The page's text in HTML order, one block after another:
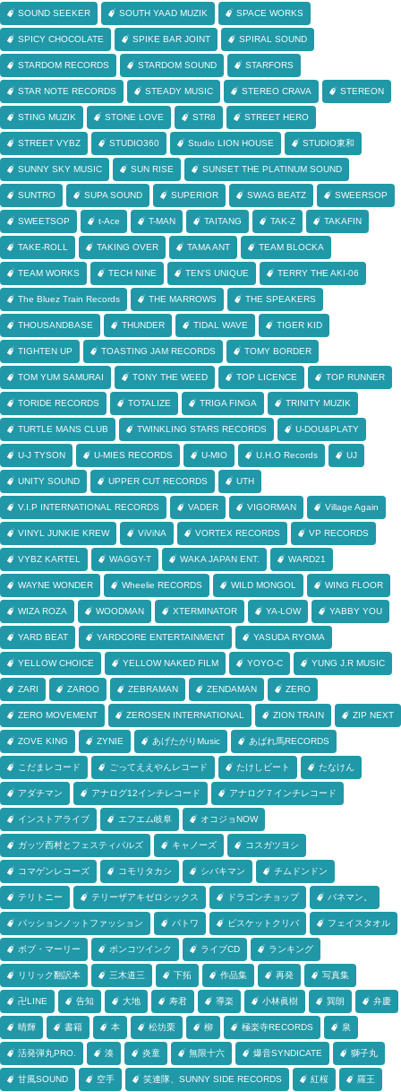
SOUND SEEKER SOUTH YAAD MUZIK SPACE WORKS
SPICY CHOCOLATE SPIKE BAR JOINT SPIRAL SOUND
STARDOM RECORDS STARDOM SOUND STARFORS
STAR NOTE RECORDS STEADY MUSIC STEREO CRAVA STEREON
STING MUZIK STONE LOVE STR8 STREET HERO
STREET VYBZ STUDIO360 Studio LION HOUSE STUDIO東和
SUNNY SKY MUSIC SUN RISE SUNSET THE PLATINUM SOUND
SUNTRO SUPA SOUND SUPERIOR SWAG BEATZ SWEERSOP
SWEETSOP t-Ace T-MAN TAITANG TAK-Z TAKAFIN
TAKE-ROLL TAKING OVER TAMA ANT TEAM BLOCKA
TEAM WORKS TECH NINE TEN'S UNIQUE TERRY THE AKI-06
The Bluez Train Records THE MARROWS THE SPEAKERS
THOUSANDBASE THUNDER TIDAL WAVE TIGER KID
TIGHTEN UP TOASTING JAM RECORDS TOMY BORDER
TOM YUM SAMURAI TONY THE WEED TOP LICENCE TOP RUNNER
TORIDE RECORDS TOTALIZE TRIGA FINGA TRINITY MUZIK
TURTLE MANS CLUB TWINKLING STARS RECORDS U-DOU&PLATY
U-J TYSON U-MIES RECORDS U-MIO U.H.O Records UJ
UNITY SOUND UPPER CUT RECORDS UTH
V.I.P INTERNATIONAL RECORDS VADER VIGORMAN Village Again
VINYL JUNKIE KREW ViViNA VORTEX RECORDS VP RECORDS
VYBZ KARTEL WAGGY-T WAKA JAPAN ENT. WARD21
WAYNE WONDER Wheelie RECORDS WILD MONGOL WING FLOOR
WIZA ROZA WOODMAN XTERMINATOR YA-LOW YABBY YOU
YARD BEAT YARDCORE ENTERTAINMENT YASUDA RYOMA
YELLOW CHOICE YELLOW NAKED FILM YOYO-C YUNG J.R MUSIC
ZARI ZAROO ZEBRAMAN ZENDAMAN ZERO
ZERO MOVEMENT ZEROSEN INTERNATIONAL ZION TRAIN ZIP NEXT
ZOVE KING ZYNIE あげたがりMusic あばれ馬RECORDS
こだまレコード ごってええやんレコード たけしビート たなけん
アダチマン アナログ12インチレコード アナログ７インチレコード
インストアライブ エフエム岐阜 オコジョNOW
ガッツ西村とフェスティバルズ キャノーズ コスガツヨシ
コマゲンレコーズ コモリタカシ シバキマン チムドンドン
テリトニー テリーザアキゼロシックス ドラゴンチョップ バネマン。
パッションノットファッション パトワ ビスケットクリバ フェイスタオル
ボブ・マーリー ポンコツインク ライブCD ランキング
リリック翻訳本 三木道三 下拓 作品集 再発 写真集
卍LINE 告知 大地 寿君 導楽 小林眞樹 巽朗 弁慶
晴輝 書籍 本 松坊栗 柳 極楽寺RECORDS 泉
活発弾丸PRO. 湊 炎童 無限十六 爆音SYNDICATE 獅子丸
甘風SOUND 空手 笑連隊、SUNNY SIDE RECORDS 紅桜 羅王